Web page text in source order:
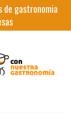
de gastronomia